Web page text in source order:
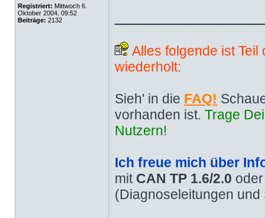
Registriert: Mittwoch 6.
Oktober 2004, 09:52
Beiträge: 2132
Alles folgende ist
wiederholt:
Sieh' in die FAQ!
vorhanden ist. Trage
Nutzern!
Ich freue mich über
mit CAN TP 1.6/2.0
(Diagnoseleitungen